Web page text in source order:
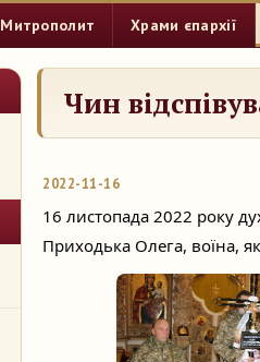
Митрополит Храми єпархії
Чин
2022-11-16
16 листопада 2022 року
Приходька Олега, воїна,